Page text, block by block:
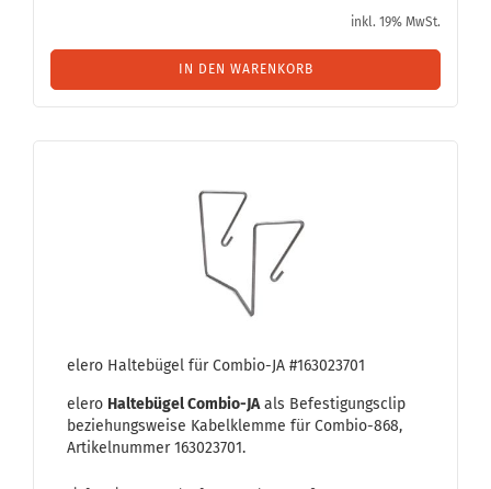
inkl. 19% MwSt.
IN DEN WARENKORB
elero Hal­te­bü­gel für Combio-​​JA #163023701
elero Hal­te­bü­gel Combio-​JAals Be­fes­ti­gungs­clip
be­zie­hungs­wei­se Ka­bel­klem­me für Combio-​868,
Ar­ti­kel­num­mer 163023701.